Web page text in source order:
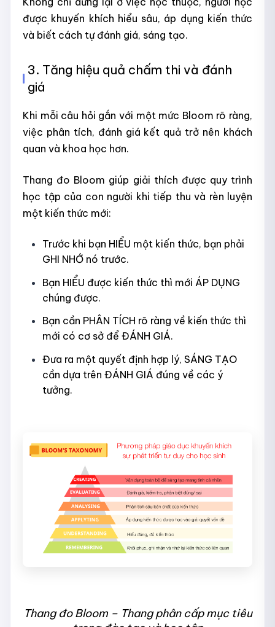
được khuyến khích hiểu sâu, áp dụng kiến thức
và biết cách tự đánh giá, sáng tạo.
3. Tăng hiệu quả chấm thi và đánh
giá
Khi mỗi câu hỏi gắn với một mức Bloom rõ ràng,
việc phân tích, đánh giá kết quả trở nên khách
quan và khoa học hơn.
Thang đo Bloom giúp giải thích được quy trình
học tập của con người khi tiếp thu và rèn luyện
một kiến thức mới:
Trước khi bạn HIỂU một kiến thức, bạn phải
GHI NHỚ nó trước.
Bạn HIỂU được kiến thức thì mới ÁP DỤNG
chúng được.
Bạn cần PHÂN TÍCH rõ ràng về kiến thức thì
mới có cơ sở để ĐÁNH GIÁ.
Đưa ra một quyết định hợp lý, SÁNG TẠO
cần dựa trên ĐÁNH GIÁ đúng về các ý
tưởng.
Thang đo Bloom – Thang phân cấp mục tiêu